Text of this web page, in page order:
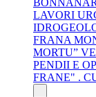
LAVORI
FRANA
MORTU”
PENDII E
FRANE" .